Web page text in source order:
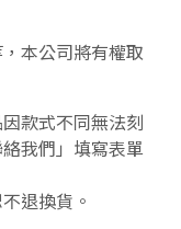
本公司將有權取
款式不同無法刻
我們」填寫表單
退換貨。